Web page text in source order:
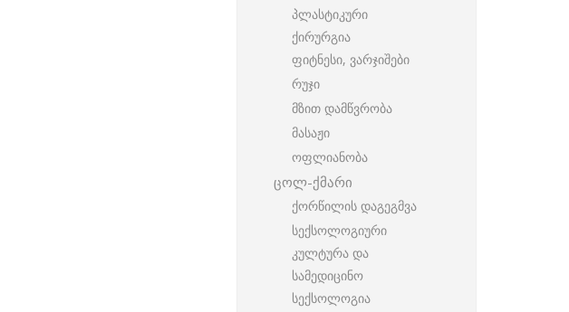
პლასტიკური
ქირურგია
ფიტნესი, ვარჯიშები
რუჯი
მზით დამწვრობა
მასაჟი
ოფლიანობა
ცოლ-ქმარი
ქორწილის დაგეგმვა
სექსოლოგიური
კულტურა და
სამედიცინო
სექსოლოგია